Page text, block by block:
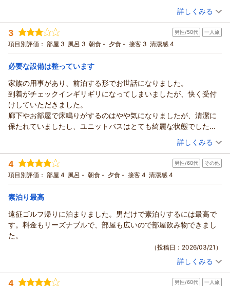
（投稿日：2026/07/20）
宿泊時期： 2026年07月宿泊 (恋人旅行)
投稿者： 毛皮マリさん
宿泊プラン： ★素泊まり★ 仙台空港から車で20分・無料駐車場あり♪【WIFI
完備】（通年）
ツイン 食事なし
宿泊価格帯： 4,001～5,000円(大人一人あたり/税込)
詳しくみる
3 男性/50代 一人旅
項目別評価： 部屋 3 風呂 3 朝食 - 夕食 - 接客 3 清潔感 4
必要な設備は整っています
家族の用事があり、前泊する形でお世話になりました。
到着がチェックインギリギリになってしまいましたが、快く受付
けしていただきました。
廊下やお部屋で床鳴りがするのはやや気になりましたが、清潔に
保たれていましたし、ユニットバスはとても綺麗な状態でした。
宿泊日した日が土曜日のため翌朝の朝食は非提供でしたので、再
（投稿日：2026/05/11）
宿泊時期： 2026年05月宿泊 (一人旅)
投稿者： GETCHさん
宿泊プラン： ★素泊まり★ 仙台空港から車で20分・無料駐車場あり♪【WIFI
完備】（通年）
シングル 食事なし
宿泊価格帯：
詳しくみる
4 男性/60代 その他
項目別評価： 部屋 4 風呂 - 朝食 - 夕食 - 接客 4 清潔感 4
素泊り最高
遠征ゴルフ帰りに泊まりました。男だけで素泊りするには最高で
す。料金もリーズナブルで、部屋も広いので部屋飲み物できまし
た。
（投稿日：2026/03/21）
投稿者： satobinさん(男性/60代)
宿泊プラン： ★素泊まり★ 仙台空港から車で20分・無料駐車場あり♪【WIFI
詳しくみる
4 男性/60代 一人旅